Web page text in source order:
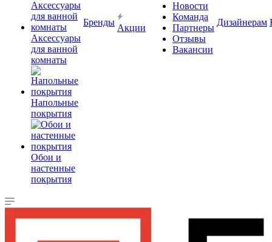
Аксессуары
для ванной
комнаты
Напольные
покрытия
Обои и
настенные
покрытия
Бренды
Акции
Новости
Команда
Партнеры
Отзывы
Вакансии
Дизайнерам